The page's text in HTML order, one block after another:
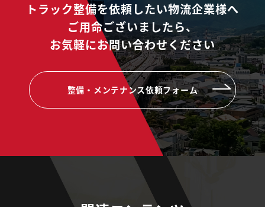
トラック整備を依頼したい物流企業様へ
ご用命ございましたら、
お気軽にお問い合わせください
整備・メンテナンス依頼フォーム